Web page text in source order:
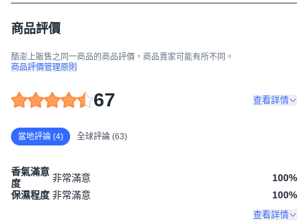
商品評價
酷澎上販售之同一商品的商品評價，商品賣家可能有所不同。
商品評價管理原則
67 查看詳情
當地評論 (4) 全球評論 (63)
香氣滿意
度
非常滿意 100%
保濕程度 非常滿意 100%
查看詳情